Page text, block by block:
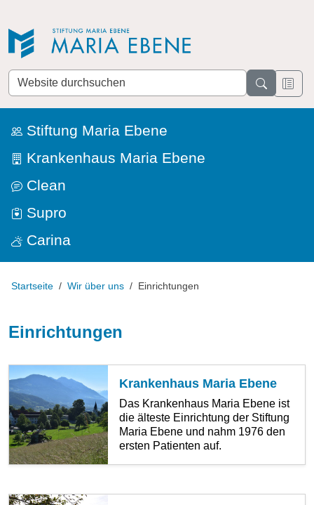
Website
durchsuchen
Stiftung Maria Ebene
Krankenhaus Maria Ebene
Clean
Supro
Carina
Startseite Wir über uns Einrichtungen
Einrichtungen
Krankenhaus Maria Ebene
Das Krankenhaus Maria Ebene ist
die älteste Einrichtung der Stiftung
Maria Ebene und nahm 1976 den
ersten Patienten auf.